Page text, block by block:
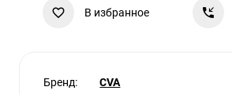
В избранное
Бренд: CVA